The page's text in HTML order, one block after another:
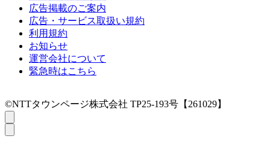
広告掲載のご案内
広告・サービス取扱い規約
利用規約
お知らせ
運営会社について
緊急時はこちら
©NTTタウンページ株式会社 TP25-193号【261029】